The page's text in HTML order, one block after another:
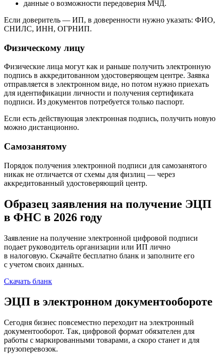
данные о возможности передоверия МЧД.
Если доверитель — ИП, в доверенности нужно указать: ФИО,
СНИЛС, ИНН, ОГРНИП.
Физическому лицу
Физические лица могут как и раньше получить электронную
подпись в аккредитованном удостоверяющем центре. Заявка
отправляется в электронном виде, но потом нужно приехать
для идентификации личности и получения сертификата
подписи. Из документов потребуется только паспорт.
Если есть действующая электронная подпись, получить новую
можно дистанционно.
Самозанятому
Порядок получения электронной подписи для самозанятого
никак не отличается от схемы для физлиц — через
аккредитованный удостоверяющий центр.
Образец заявления на получение ЭЦП
в ФНС в 2026 году
Заявление на получение электронной цифровой подписи
подает руководитель организации или ИП лично
в налоговую. Скачайте бесплатно бланк и заполните его
с учетом своих данных.
Скачать бланк
ЭЦП в электронном документообороте
Сегодня бизнес повсеместно переходит на электронный
документооборот. Так, цифровой формат обязателен для
работы с маркированными товарами, а скоро станет и для
грузоперевозок.